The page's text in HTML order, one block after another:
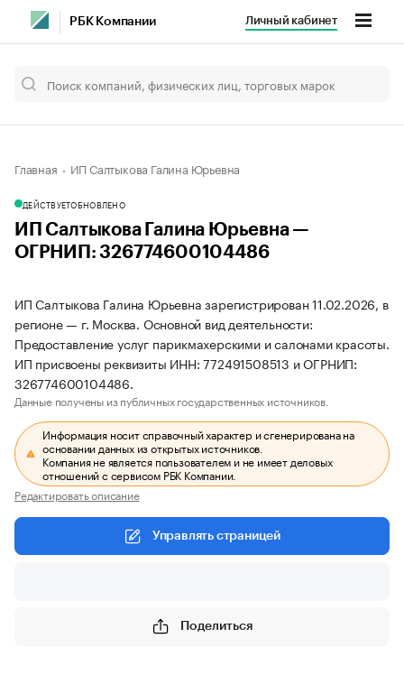
РБК Компании Личный кабинет
Главная ИП Салтыкова Галина Юрьевна
ДЕЙСТВУЕТОБНОВЛЕНО
ИП Салтыкова Галина Юрьевна —
ОГРНИП: 326774600104486
ИП Салтыкова Галина Юрьевна зарегистрирован 11.02.2026, в
регионе — г. Москва. Основной вид деятельности:
Предоставление услуг парикмахерскими и салонами красоты.
ИП присвоены реквизиты ИНН: 772491508513 и ОГРНИП:
326774600104486.
Данные получены из публичных государственных источников.
Информация носит справочный характер и сгенерирована на
основании данных из открытых источников.
Компания не является пользователем и не имеет деловых
отношений с сервисом РБК Компании.
Редактировать описание
Управлять страницей
Поделиться